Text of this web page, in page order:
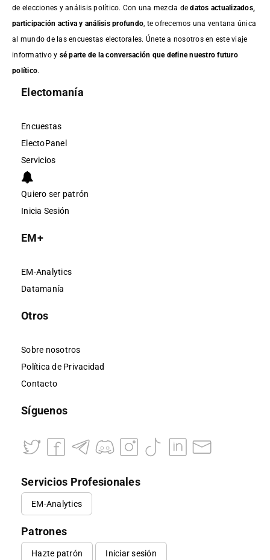
de elecciones y análisis político. Con una mezcla dedatos actualizados,
participación activa y análisis profundo , te ofrecemos una ventana única
al mundo de las encuestas electorales. Únete a nosotros en este viaje
informativo y sé parte de la conversación que define nuestro futuro
político.
Electomanía
Encuestas
ElectoPanel
Servicios
Quiero ser patrón
Inicia Sesión
EM+
EM-Analytics
Datamanía
Otros
Sobre nosotros
Política de Privacidad
Contacto
Síguenos
Servicios Profesionales
EM-Analytics
Patrones
Hazte patrón Iniciar sesión